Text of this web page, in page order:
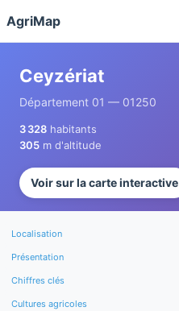
AgriMap
Ceyzériat
Département 01 — 01250
3 328 habitants
305 m d'altitude
Voir sur la carte interactive
Localisation
Présentation
Chiffres clés
Cultures agricoles